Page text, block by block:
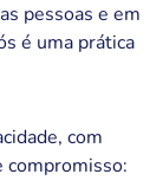
pessoas e em
é uma prática
com
compromisso: